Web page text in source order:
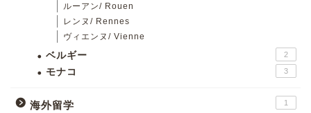
ルーアン/ Rouen
レンヌ/ Rennes
ヴィエンヌ/ Vienne
ベルギー 2
モナコ 3
海外留学 1